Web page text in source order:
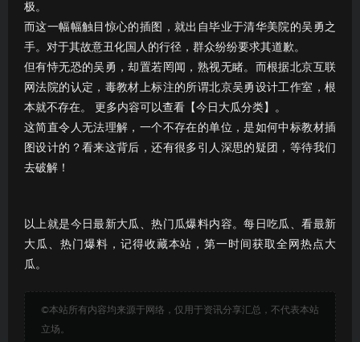
极。
而这一幅幅触目惊心的插图，就出自毕业于清华美院的吴勇之
手。对于其故意丑化国人的行径，群众纷纷要求其道歉。
但有恃无恐的吴勇，却置若罔闻，熟视无睹。而根据北京互联
网法院的认定，毒教材上标注的所谓北京吴勇设计工作室，根
本就不存在。 更多内容可以查看【今日大瓜分类】。
这简直令人无法理解，一个不存在的单位，是如何中标教材插
图设计的？看来这背后，还有很多引人深思的疑团，等待我们
去破解！
以上就是今日最新大瓜、热门瓜爆料内容。每日吃瓜、看最新
大瓜、热门爆料，记得收藏本站，第一时间获取全网热点大
瓜。
©本站所有内容均来源于网络，仅用于资讯分享汇总，不代表本站
立场。